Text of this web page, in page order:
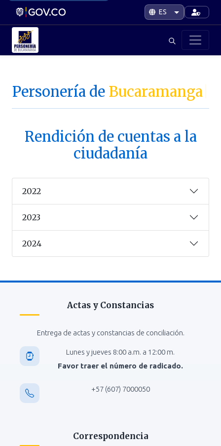
Personería de Bucaramanga
Rendición de cuentas a la
ciudadanía
2022
2023
2024
Actas y Constancias
Entrega de actas y constancias de conciliación.
Lunes y jueves 8:00 a.m. a 12:00 m.
Favor traer el número de radicado.
+57 (607) 7000050
Correspondencia